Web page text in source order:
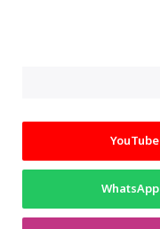
YouTube
WhatsApp